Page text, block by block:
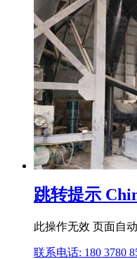
跳转提示
此操作无效 页面自
联系电话: 180 3780